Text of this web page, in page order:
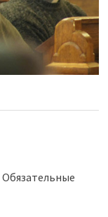
Обязательные